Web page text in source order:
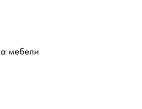
мебели